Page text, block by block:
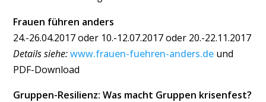
Frauen führen anders
24.-26.04.2017 oder 10.-12.07.2017 oder 20.-22.11.2017
Details siehe:www.frauen-fuehren-anders.de und
PDF-Download
Gruppen-Resilienz: Was macht Gruppen krisenfest?